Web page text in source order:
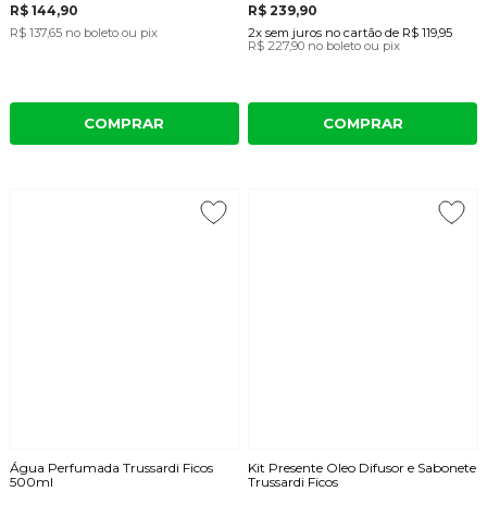
R$ 144,90
R$ 137,65 no boleto ou pix
COMPRAR
R$ 239,90
2x sem juros no cartão de R$ 119,95
R$ 227,90 no boleto ou pix
COMPRAR
Água Perfumada Trussardi Ficos
500ml
Kit Presente Oleo Difusor e Sabonete
Trussardi Ficos